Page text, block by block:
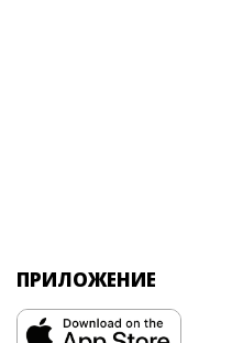
ПРИЛОЖЕНИЕ